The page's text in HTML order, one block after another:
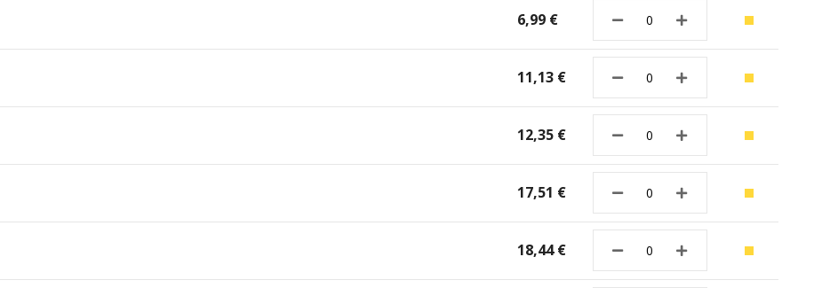
6,99 €
11,13 €
12,35 €
17,51 €
18,44 €